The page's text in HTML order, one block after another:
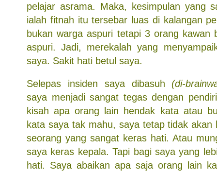
pelajar asrama. Maka, kesimpulan yang
ialah fitnah itu tersebar luas di kalangan
bukan warga aspuri tetapi 3 orang kawan
aspuri. Jadi, merekalah yang
saya. Sakit hati betul saya.
Selepas insiden saya dibasuh (di-
saya menjadi sangat tegas dengan
kisah apa orang lain hendak kata atau
kata saya tak mahu, saya tetap tidak akan
seorang yang sangat keras hati. Atau
saya keras kepala. Tapi bagi saya yang
hati. Saya abaikan apa saja orang lain